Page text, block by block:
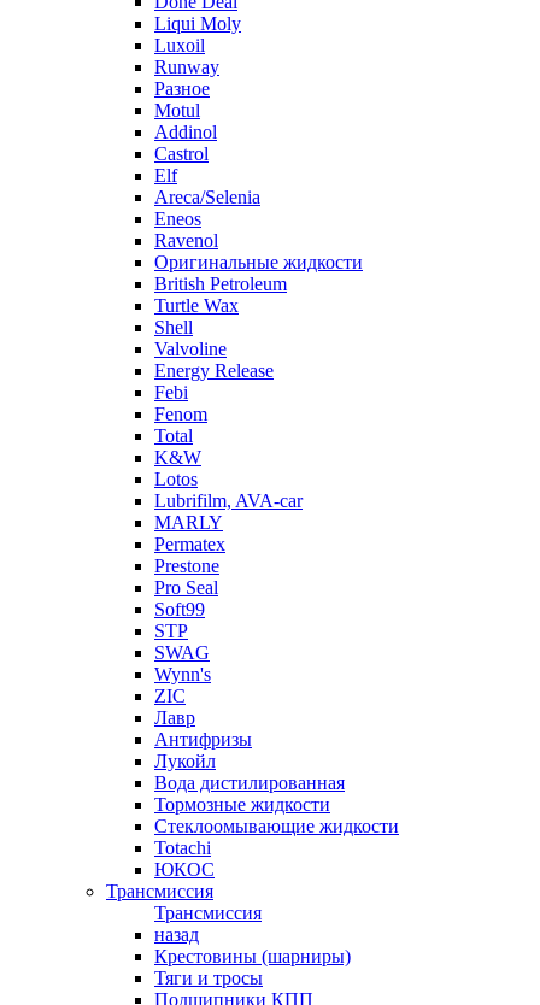
Liqui Moly
Luxoil
Runway
Разное
Motul
Addinol
Castrol
Elf
Areca/Selenia
Eneos
Ravenol
Оригинальные жидкости
British Petroleum
Turtle Wax
Shell
Valvoline
Energy Release
Febi
Fenom
Total
K&W
Lotos
Lubrifilm, AVA-car
MARLY
Permatex
Prestone
Pro Seal
Soft99
STP
SWAG
Wynn's
ZIC
Лавр
Антифризы
Лукойл
Вода дистилированная
Тормозные жидкости
Стеклоомывающие жидкости
Totachi
ЮКОС
Трансмиссия
Трансмиссия
назад
Крестовины (шарниры)
Тяги и тросы
Подшипники КПП